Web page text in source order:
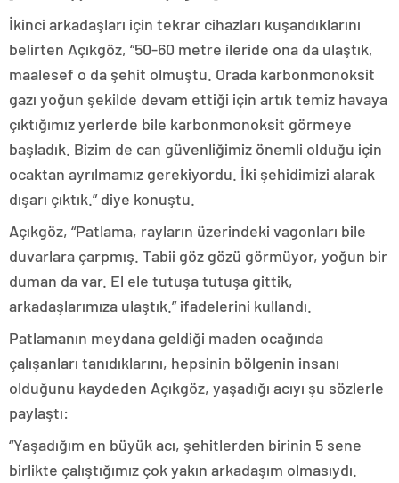
İkinci arkadaşları için tekrar cihazları kuşandıklarını
belirten Açıkgöz, “50-60 metre ileride ona da ulaştık,
maalesef o da şehit olmuştu. Orada karbonmonoksit
gazı yoğun şekilde devam ettiği için artık temiz havaya
çıktığımız yerlerde bile karbonmonoksit görmeye
başladık. Bizim de can güvenliğimiz önemli olduğu için
ocaktan ayrılmamız gerekiyordu. İki şehidimizi alarak
dışarı çıktık.” diye konuştu.
Açıkgöz, “Patlama, rayların üzerindeki vagonları bile
duvarlara çarpmış. Tabii göz gözü görmüyor, yoğun bir
duman da var. El ele tutuşa tutuşa gittik,
arkadaşlarımıza ulaştık.” ifadelerini kullandı.
Patlamanın meydana geldiği maden ocağında
çalışanları tanıdıklarını, hepsinin bölgenin insanı
olduğunu kaydeden Açıkgöz, yaşadığı acıyı şu sözlerle
paylaştı:
“Yaşadığım en büyük acı, şehitlerden birinin 5 sene
birlikte çalıştığımız çok yakın arkadaşım olmasıydı.